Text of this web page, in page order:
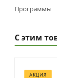
Программы
С этим
АКЦИЯ